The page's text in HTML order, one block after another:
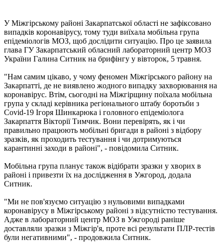
У Міжгірському районі Закарпатської області не зафіксовано
випадків коронавірусу, тому туди виїхала мобільна група
епідеміологів МОЗ, щоб дослідити ситуацію. Про це заявила
глава ГУ Закарпатський обласний лабораторний центр МОЗ
України Галина Ситник на брифінгу у вівторок, 5 травня.
"Нам самим цікаво, у чому феномен Міжгірського району на
Закарпатті, де не виявлено жодного випадку захворювання на
коронавірус. Втім, сьогодні на Міжгірщину поїхала мобільна
група у складі керівника регіонального штабу боротьби з
Covid-19 Ігоря Шинкарюка і головного епідеміолога
Закарпаття Вікторії Тимчик. Вони перевірять, як і чи
правильно працюють мобільні бригади в районі з відбору
зразків, як проходить тестування і чи дотримуються
карантинні заходи в районі", - повідомила Ситник.
Мобільна група планує також відібрати зразки у хворих в
районі і привезти їх на дослідження в Ужгород, додала
Ситник.
"Ми не пов'язуємо ситуацію з нульовими випадками
коронавірусу в Міжгірському районі з відсутністю тестування.
Адже в лабораторний центр МОЗ в Ужгороді раніше
доставляли зразки з Міжгір'я, проте всі результати ПЛР-тестів
були негативними", - продовжила Ситник.